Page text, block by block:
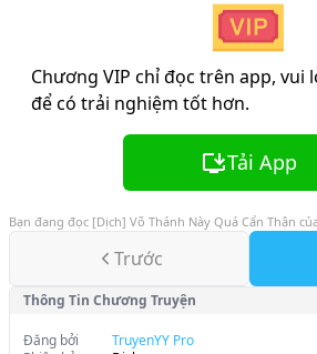
Chương VIP chỉ đọc trên app, vui
để có trải nghiệm tốt hơn.
Tải App
Bạn đang đọc [Dịch] Võ Thánh Này Quá Cẩn Thận
Trước
Thông Tin Chương Truyện
Đăng bởi
TruyenYY Pro